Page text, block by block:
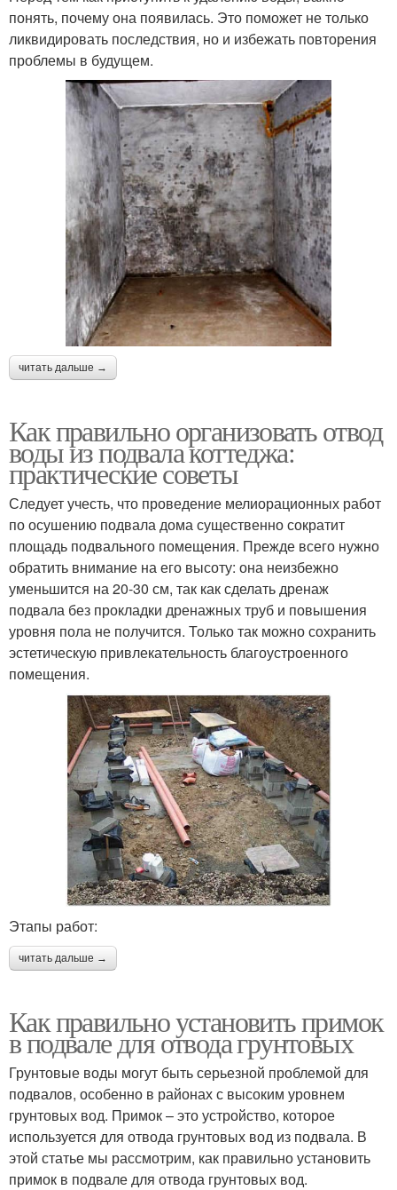
понять, почему она появилась. Это поможет не только
ликвидировать последствия, но и избежать повторения
проблемы в будущем.
читать дальше →
Как правильно организовать отвод
воды из подвала коттеджа:
практические советы
Следует учесть, что проведение мелиорационных работ
по осушению подвала дома существенно сократит
площадь подвального помещения. Прежде всего нужно
обратить внимание на его высоту: она неизбежно
уменьшится на 20-30 см, так как сделать дренаж
подвала без прокладки дренажных труб и повышения
уровня пола не получится. Только так можно сохранить
эстетическую привлекательность благоустроенного
помещения.
Этапы работ:
читать дальше →
Как правильно установить примок
в подвале для отвода грунтовых
Грунтовые воды могут быть серьезной проблемой для
подвалов, особенно в районах с высоким уровнем
грунтовых вод. Примок – это устройство, которое
используется для отвода грунтовых вод из подвала. В
этой статье мы рассмотрим, как правильно установить
примок в подвале для отвода грунтовых вод.